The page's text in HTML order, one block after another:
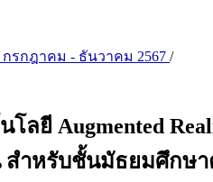
กรกฎาคม - ธันวาคม 2567 /
ลยี Augmented
สำหรับชั้นมัธยมศึกษ